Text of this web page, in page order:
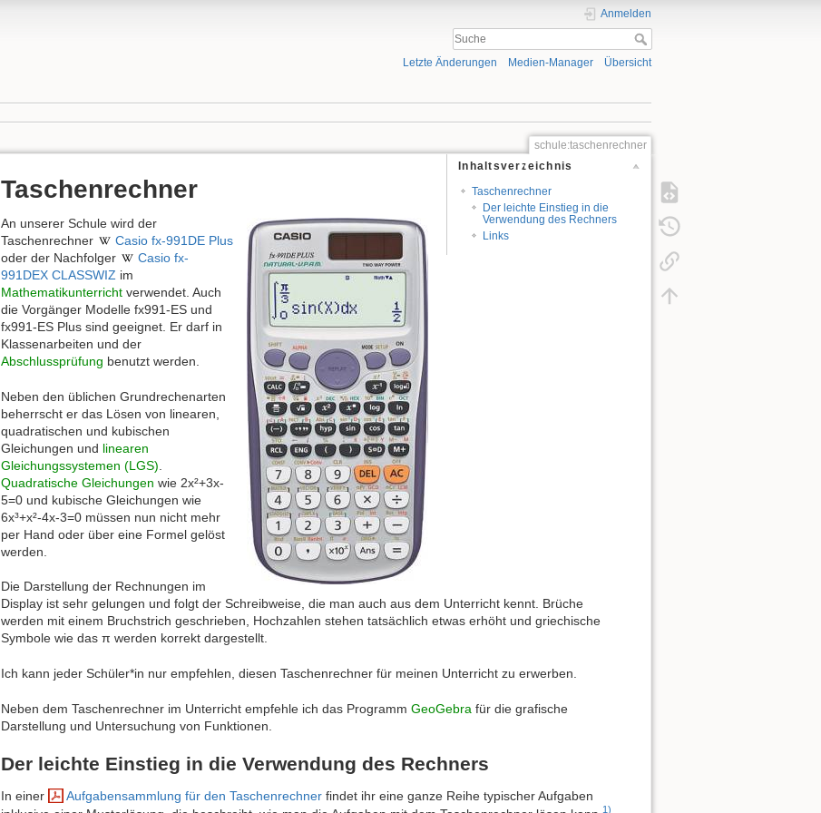
Anmelden
Letzte Änderungen Medien-Manager Übersicht
schule:taschenrechner
Inhaltsverzeichnis
Taschenrechner
Der leichte Einstieg in die
Verwendung des Rechners
Links
Taschenrechner
An unserer Schule wird der
Taschenrechner
Casio fx-991DE Plus
oder der Nachfolger
Casio fx-
991DEX CLASSWIZ im
Mathematikunterricht verwendet. Auch
die Vorgänger Modelle fx991-ES und
fx991-ES Plus sind geeignet. Er darf in
Klassenarbeiten und der
Abschlussprüfung benutzt werden.
Neben den üblichen Grundrechenarten
beherrscht er das Lösen von linearen,
quadratischen und kubischen
Gleichungen und linearen
Gleichungssystemen (LGS)
Quadratische Gleichungen wie 2x²+3x-
5=0 und kubische Gleichungen wie
6x³+x²-4x-3=0 müssen nun nicht mehr
per Hand oder über eine Formel gelöst
werden.
Die Darstellung der Rechnungen im
Display ist sehr gelungen und folgt der Schreibweise, die man auch aus dem Unterricht kennt. Brüche
werden mit einem Bruchstrich geschrieben, Hochzahlen stehen tatsächlich etwas erhöht und griechische
Symbole wie das π werden korrekt dargestellt.
Ich kann jeder Schüler*in nur empfehlen, diesen Taschenrechner für meinen Unterricht zu erwerben.
Neben dem Taschenrechner im Unterricht empfehle ich das Programm GeoGebra für die grafische
Darstellung und Untersuchung von Funktionen.
Der leichte Einstieg in die Verwendung des Rechners
In einer Aufgabensammlung für den Taschenrechnerfindet ihr eine ganze Reihe typischer Aufgaben
1)